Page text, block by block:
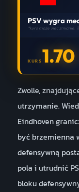
PSV wygra
*kurs może ulec zmianie.
KURS1.70
Zwolle,
utrzymanie.
Eindhoven
być brzemienna
defensywną
pola i utrudnić
bloku